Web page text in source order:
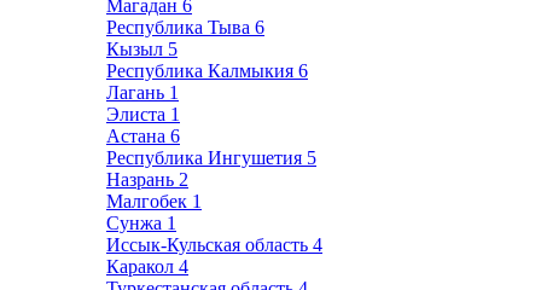
Магадан 6
Республика Тыва 6
Кызыл 5
Республика Калмыкия 6
Лагань 1
Элиста 1
Астана 6
Республика Ингушетия 5
Назрань 2
Малгобек 1
Сунжа 1
Иссык-Кульская область 4
Каракол 4